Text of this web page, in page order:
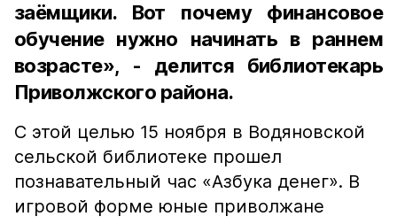
заёмщики. Вот почему финансовое
обучение нужно начинать в раннем
возрасте», - делится библиотекарь
Приволжского района.
С этой целью 15 ноября в Водяновской
сельской библиотеке прошел
познавательный час «Азбука денег». В
игровой форме юные приволжане